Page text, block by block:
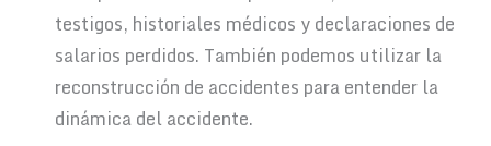
testigos, historiales médicos y declaraciones de
salarios perdidos. También podemos utilizar la
reconstrucción de accidentes para entender la
dinámica del accidente.